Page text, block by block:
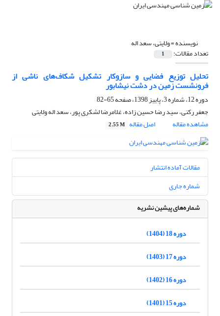
نویسنده =ولایتی، سعد اله
تعداد مقالات: 1
تحلیل توزیع فضایی و سازوکار تشکیل شکاف‌های ناشی از
فرونشست زمین در دشت نیشابور
دوره 12، شماره 3، پاییز 1398، صفحه
65-82
جعفر رکنی، سید رضا حسین زاده، غلامرضا لشکری پور، سعد اله ولایتی
مشاهده مقاله
اصل مقاله 2.55 M
مقالات آماده انتشار
شماره جاری
شماره‌های پیشین نشریه
دوره 18 (1404)
دوره 17 (1403)
دوره 16 (1402)
دوره 15 (1401)